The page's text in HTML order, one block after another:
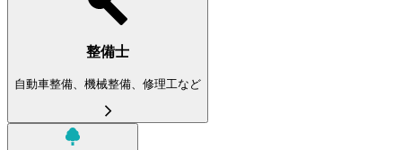
整備士
自動車整備、機械整備、修理工など